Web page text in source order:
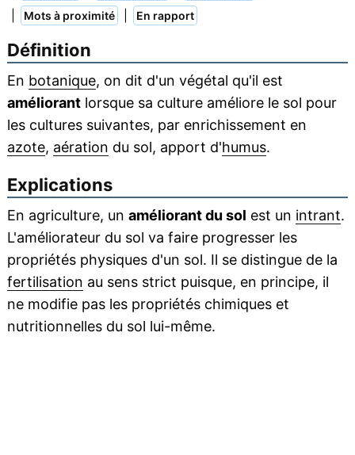
Mots à proximité En rapport
Définition
En botanique, on dit d'un végétal qu'il est
améliorantlorsque sa culture améliore le sol pour
les cultures suivantes, par enrichissement en
azote, aération du sol, apport d'humus.
Explications
En agriculture, un améliorant du sol est un intrant.
L'améliorateur du sol va faire progresser les
propriétés physiques d'un sol. Il se distingue de la
fertilisation au sens strict puisque, en principe, il
ne modifie pas les propriétés chimiques et
nutritionnelles du sol lui-même.